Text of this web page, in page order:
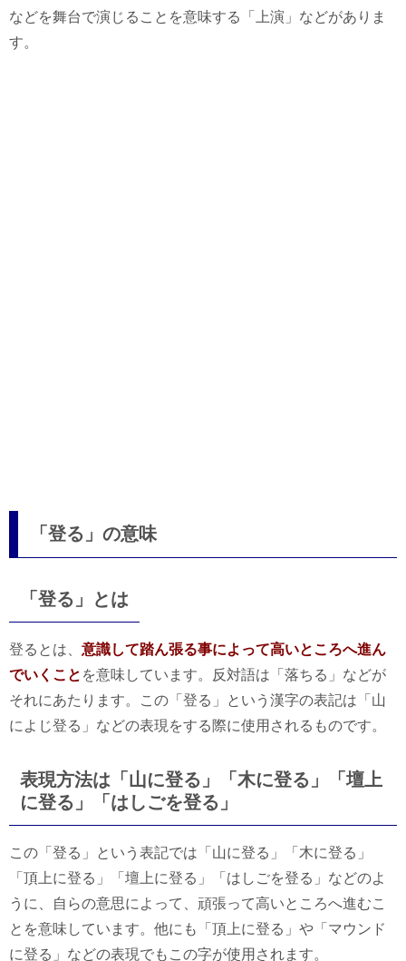
などを舞台で演じることを意味する「上演」などがありま
す。
「登る」の意味
「登る」とは
登るとは、 意識して踏ん張る事によって高いところへ進ん
でいくこと を意味しています。反対語は「落ちる」などが
それにあたります。この「登る」という漢字の表記は「山
によじ登る」などの表現をする際に使用されるものです。
表現方法は「山に登る」「木に登る」「壇上
に登る」「はしごを登る」
この「登る」という表記では「山に登る」「木に登る」
「頂上に登る」「壇上に登る」「はしごを登る」などのよ
うに、自らの意思によって、頑張って高いところへ進むこ
とを意味しています。他にも「頂上に登る」や「マウンド
に登る」などの表現でもこの字が使用されます。